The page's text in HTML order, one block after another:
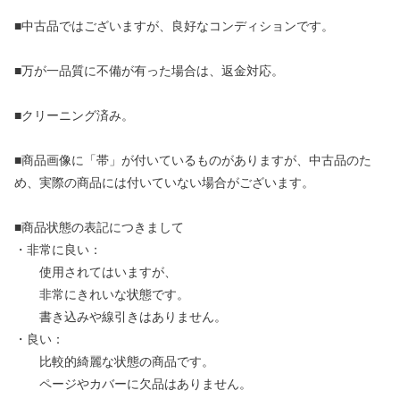
■中古品ではございますが、良好なコンディションです。
■万が一品質に不備が有った場合は、返金対応。
■クリーニング済み。
■商品画像に「帯」が付いているものがありますが、中古品のた
め、実際の商品には付いていない場合がございます。
■商品状態の表記につきまして
・非常に良い：
使用されてはいますが、
非常にきれいな状態です。
書き込みや線引きはありません。
・良い：
比較的綺麗な状態の商品です。
ページやカバーに欠品はありません。